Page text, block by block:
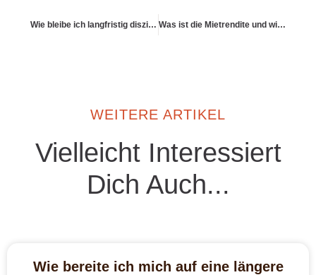
Wie bleibe ich langfristig diszipliniert beim Aufbau? Was ist die Mietrendite und wie berechne ich sie?
WEITERE ARTIKEL
Vielleicht Interessiert
Dich Auch...
Wie bereite ich mich auf eine längere